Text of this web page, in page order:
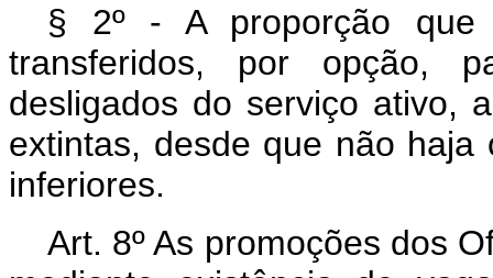
§ 2º - A proporção que
transferidos, por opção,
desligados do serviço ativo,
extintas, desde que não haja
inferiores.
Art. 8º As promoções dos